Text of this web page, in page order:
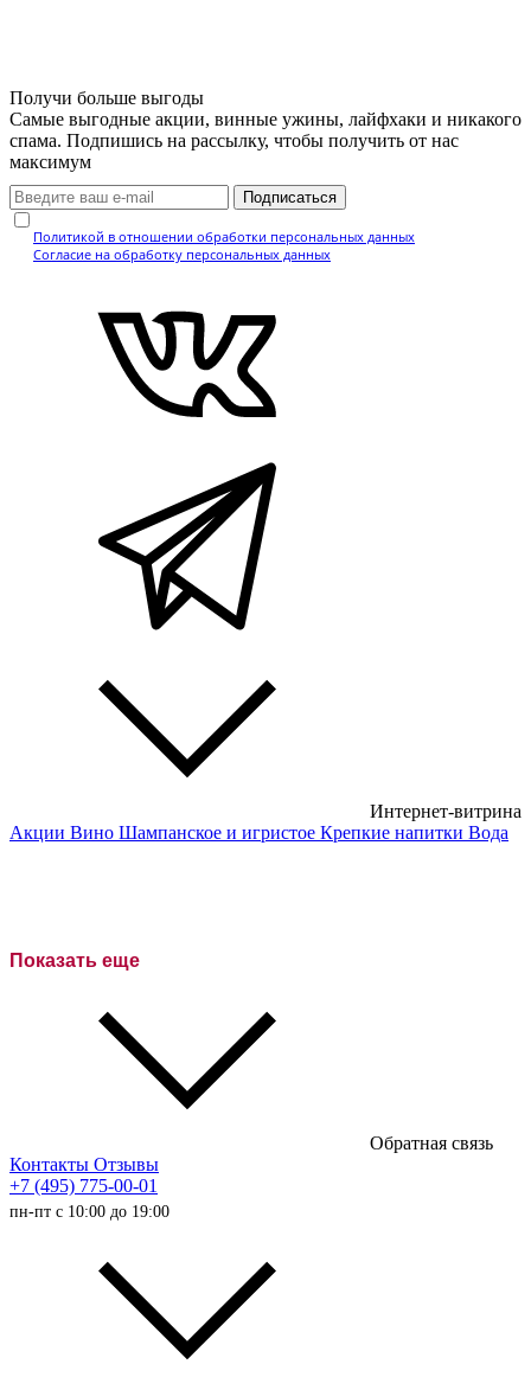
Получи больше выгоды
Самые выгодные акции, винные ужины, лайфхаки и никакого
спама. Подпишись на рассылку, чтобы получить от нас
максимум
Подписаться
Политикой в отношении обработки персональных данных
Согласие на обработку персональных данных
Интернет-витрина
Акции Вино Шампанское и игристое Крепкие напитки Вода
Полусухие вина
Полусладкие вина
Итальянские вина
Испанские вина
Немецкие вина
Австрийские вина
Показать еще
Обратная связь
Контакты Отзывы
+7 (495) 775-00-01
пн-пт с 10:00 до 19:00